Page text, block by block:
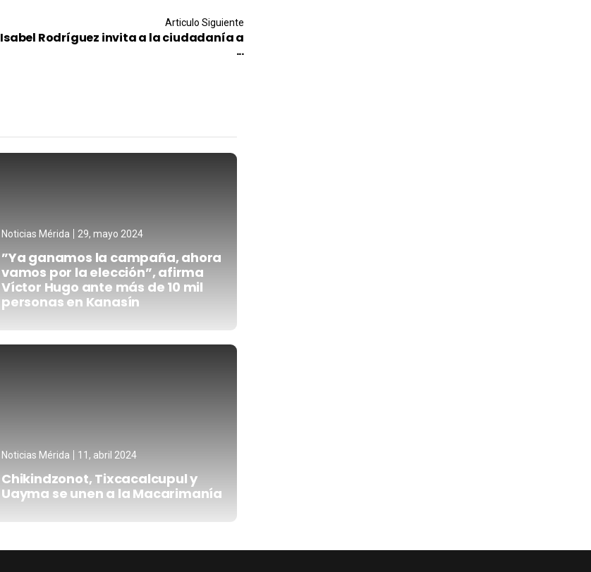
Articulo Siguiente
Isabel Rodríguez invita a la ciudadanía a
...
Noticias Mérida 29, mayo 2024
”Ya ganamos la campaña, ahora
vamos por la elección”, afirma
Víctor Hugo ante más de 10 mil
personas en Kanasín
Noticias Mérida 11, abril 2024
Chikindzonot, Tixcacalcupul y
Uayma se unen a la Macarimanía